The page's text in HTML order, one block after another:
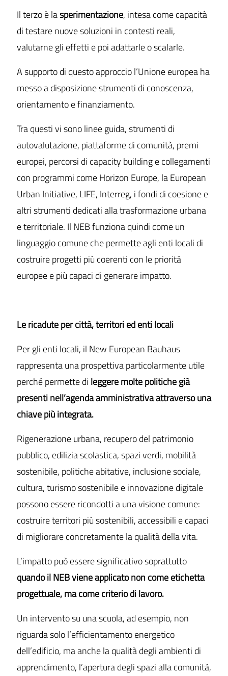
Il terzo è lasperimentazione, intesa come capacità
di testare nuove soluzioni in contesti reali,
valutarne gli effetti e poi adattarle o scalarle.
A supporto di questo approccio l’Unione europea ha
messo a disposizione strumenti di conoscenza,
orientamento e finanziamento.
Tra questi vi sono linee guida, strumenti di
autovalutazione, piattaforme di comunità, premi
europei, percorsi di capacity building e collegamenti
con programmi come Horizon Europe, la European
Urban Initiative, LIFE, Interreg, i fondi di coesione e
altri strumenti dedicati alla trasformazione urbana
e territoriale. Il NEB funziona quindi come un
linguaggio comune che permette agli enti locali di
costruire progetti più coerenti con le priorità
europee e più capaci di generare impatto.
Le ricadute per città, territori ed enti locali
Per gli enti locali, il New European Bauhaus
rappresenta una prospettiva particolarmente utile
perché permette di leggere molte politiche già
presenti nell’agenda amministrativa attraverso una
chiave più integrata.
Rigenerazione urbana, recupero del patrimonio
pubblico, edilizia scolastica, spazi verdi, mobilità
sostenibile, politiche abitative, inclusione sociale,
cultura, turismo sostenibile e innovazione digitale
possono essere ricondotti a una visione comune:
costruire territori più sostenibili, accessibili e capaci
di migliorare concretamente la qualità della vita.
L’impatto può essere significativo soprattutto
quando il NEB viene applicato non come etichetta
progettuale, ma come criterio di lavoro.
Un intervento su una scuola, ad esempio, non
riguarda solo l’efficientamento energetico
dell’edificio, ma anche la qualità degli ambienti di
apprendimento, l’apertura degli spazi alla comunità,